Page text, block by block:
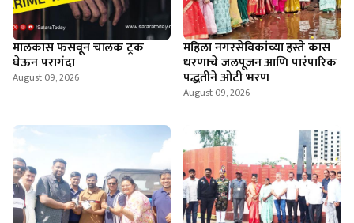
मालकास फसवून चालक ट्रक
घेऊन परागंदा
August 09, 2026
महिला नगरसेविकांच्या हस्ते कास
धरणाचे जलपूजन आणि पारंपारिक
पद्धतीने ओटी भरण
August 09, 2026